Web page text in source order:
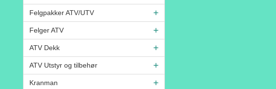
Felgpakker ATV/UTV
Felger ATV
ATV Dekk
ATV Utstyr og tilbehør
Kranman